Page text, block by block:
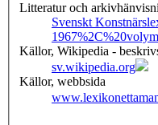
Litteratur och
Svenskt
Källor, Wikipedia -
sv.wikipedia.org
Källor, webbsida